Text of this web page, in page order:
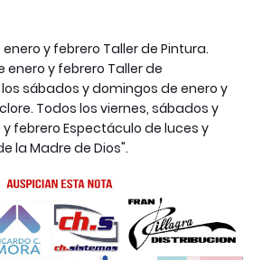
y febrero Taller de Pintura.
enero y febrero Taller de
sábados y domingos de enero y
Todos los viernes, sábados y
febrero Espectáculo de luces y
la Madre de Dios".